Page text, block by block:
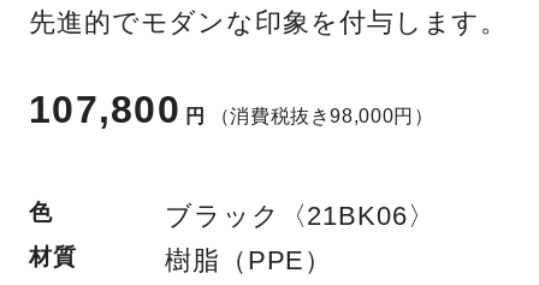
先進的でモダンな印象を付与します。
107,800 円 （消費税抜き98,000円）
色 ブラック〈21BK06〉
材質 樹脂（PPE）